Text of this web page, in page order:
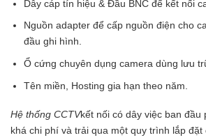
Dây cáp tín hiệu & Đầu BNC để kết nối
Nguồn adapter để cấp nguồn điện cho
đầu ghi hình.
Ổ cứng chuyên dụng camera dùng lưu
Tên miền, Hosting gia hạn theo năm.
Hệ thống CCTVkết nối có dây việc ban đầu
khá chi phí và trải qua một quy trình lắp